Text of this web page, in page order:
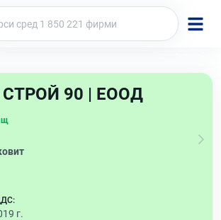
90 | ЕООД
г.